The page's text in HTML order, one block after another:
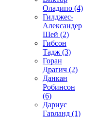
Оладипо (4)
Гилджес-
Александер
Шей (2)
Гибсон
Тадж (3)
Горан
Драгич (2)
Данкан
Робинсон
(6)
Дариус
Гарланд (1)